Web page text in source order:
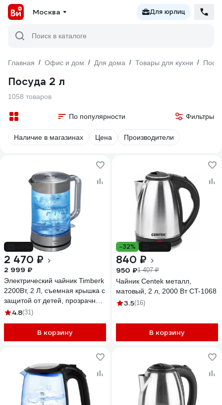
Москва Для юрлиц
Поиск в каталоге
Главная / Офис и дом / Для дома / Товары для кухни /
Посуда 2 л
1058 товаров
По популярности Фильтры
Наличие в магазинах Цена Производители
2 470 ₽
2 999 ₽
Электрический чайник Timberk
2200Вт, 2 Л, съемная крышка с
защитой от детей, прозрачная
ручка T-EK27G04
4.8(31)
В корзину
-32%
840 ₽
950 ₽1 407 ₽
Чайник Centek металл,
матовый, 2 л, 2000 Вт CT-1068
3.5(16)
В корзину